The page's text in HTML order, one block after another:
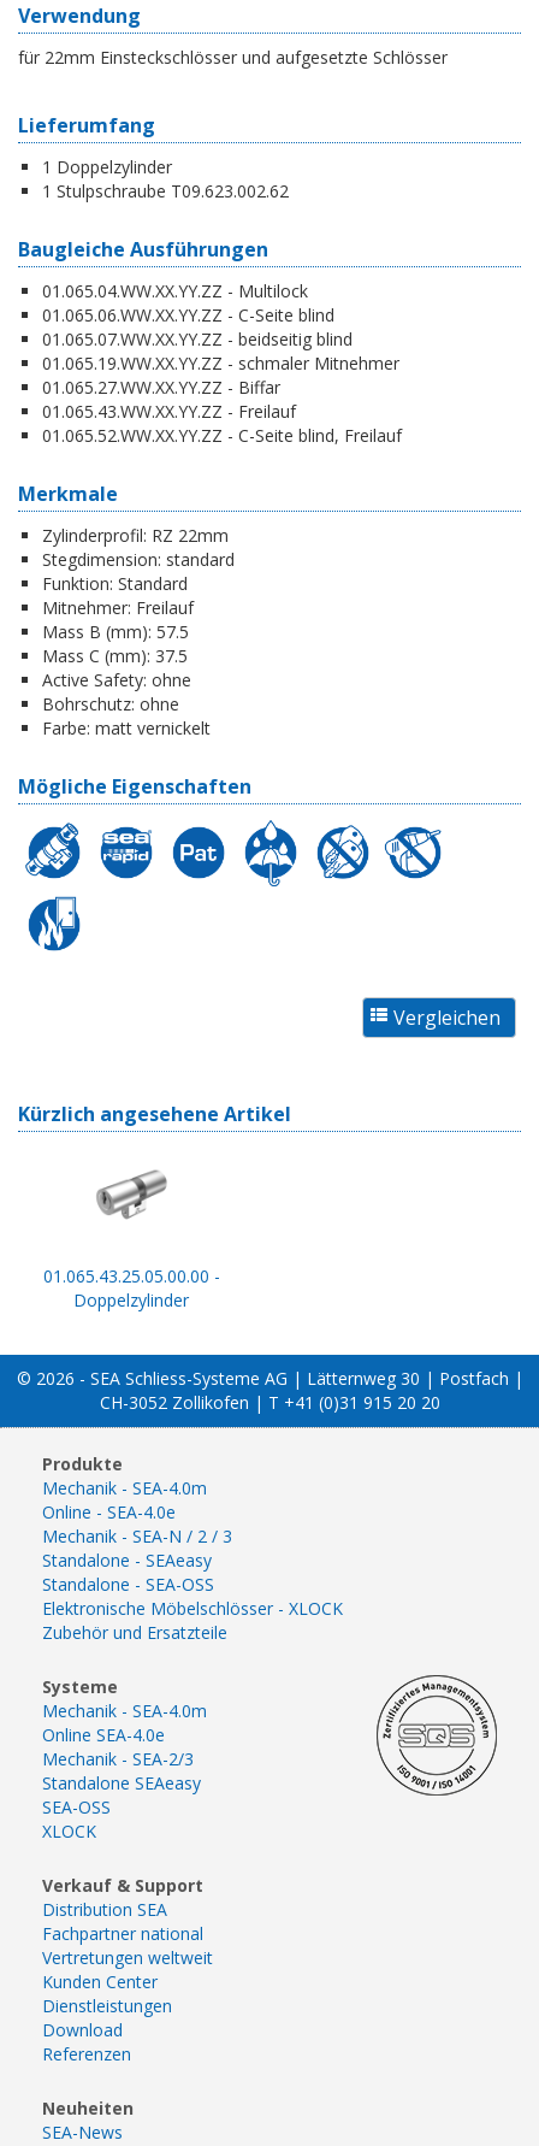
Verwendung
für 22mm Einsteckschlösser und aufgesetzte Schlösser
Lieferumfang
1 Doppelzylinder
1 Stulpschraube T09.623.002.62
Baugleiche Ausführungen
01.065.04.WW.XX.YY.ZZ - Multilock
01.065.06.WW.XX.YY.ZZ - C-Seite blind
01.065.07.WW.XX.YY.ZZ - beidseitig blind
01.065.19.WW.XX.YY.ZZ - schmaler Mitnehmer
01.065.27.WW.XX.YY.ZZ - Biffar
01.065.43.WW.XX.YY.ZZ - Freilauf
01.065.52.WW.XX.YY.ZZ - C-Seite blind, Freilauf
Merkmale
Zylinderprofil: RZ 22mm
Stegdimension: standard
Funktion: Standard
Mitnehmer: Freilauf
Mass B (mm): 57.5
Mass C (mm): 37.5
Active Safety: ohne
Bohrschutz: ohne
Farbe: matt vernickelt
Mögliche Eigenschaften
Kürzlich angesehene Artikel
01.065.43.25.05.00.00 -
Doppelzylinder
© 2026 - SEA Schliess-Systeme AG | Lätternweg 30 | Postfach |
CH-3052 Zollikofen | T +41 (0)31 915 20 20
Produkte
Mechanik - SEA-4.0m
Online - SEA-4.0e
Mechanik - SEA-N / 2 / 3
Standalone - SEAeasy
Standalone - SEA-OSS
Elektronische Möbelschlösser - XLOCK
Zubehör und Ersatzteile
Systeme
Mechanik - SEA-4.0m
Online SEA-4.0e
Mechanik - SEA-2/3
Standalone SEAeasy
SEA-OSS
XLOCK
Verkauf & Support
Distribution SEA
Fachpartner national
Vertretungen weltweit
Kunden Center
Dienstleistungen
Download
Referenzen
Neuheiten
SEA-News